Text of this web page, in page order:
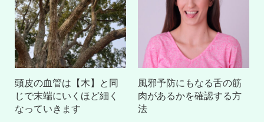
頭皮の血管は【木】と同
じで末端にいくほど細く
なっていきます
風邪予防にもなる舌の筋
肉があるかを確認する方
法